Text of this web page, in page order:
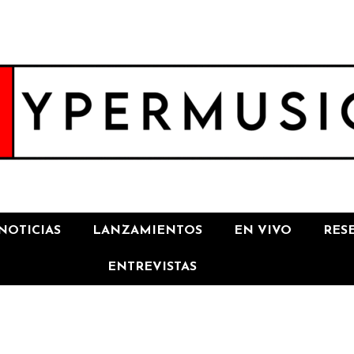
LANZAMIENTOS EN VIVO
ENTREVISTAS